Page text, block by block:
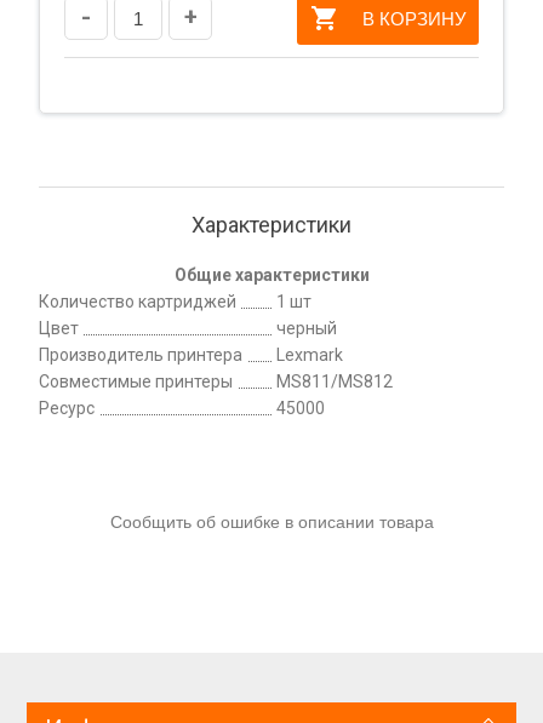
- + В КОРЗИНУ
Характеристики
Общие характеристики
Количество картриджей
1 шт
Цвет
черный
Производитель принтера
Lexmark
Совместимые принтеры
MS811/MS812
Ресурс
45000
Сообщить об ошибке в описании товара